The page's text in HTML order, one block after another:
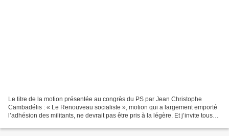
Le titre de la motion présentée au congrès du PS par Jean Christophe
Cambadélis : « Le Renouveau socialiste », motion qui a largement emporté
l’adhésion des militants, ne devrait pas être pris à la légère. Et j’invite tous